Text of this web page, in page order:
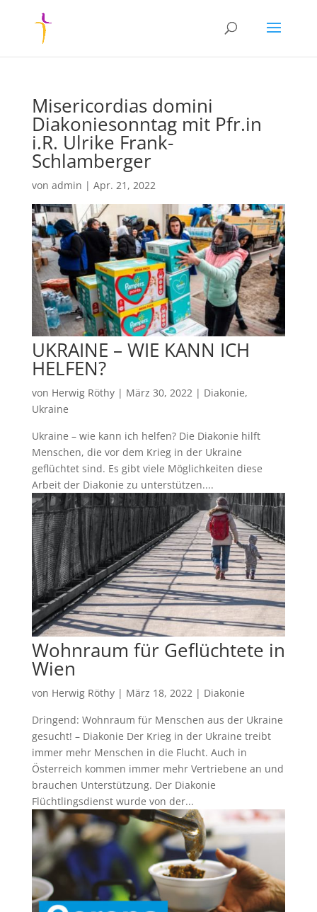
Misericordias domini
Diakoniesonntag mit Pfr.in
i.R. Ulrike Frank-
Schlamberger
von admin | Apr. 21, 2022
UKRAINE – WIE KANN ICH
HELFEN?
von Herwig Röthy| März 30, 2022| Diakonie,
Ukraine
Ukraine – wie kann ich helfen? Die Diakonie hilft
Menschen, die vor dem Krieg in der Ukraine
geflüchtet sind. Es gibt viele Möglichkeiten diese
Arbeit der Diakonie zu unterstützen....
Wohnraum für Geflüchtete in
Wien
von Herwig Röthy| März 18, 2022 | Diakonie
Dringend: Wohnraum für Menschen aus der Ukraine
gesucht! – Diakonie Der Krieg in der Ukraine treibt
immer mehr Menschen in die Flucht. Auch in
Österreich kommen immer mehr Vertriebene an und
brauchen Unterstützung. Der Diakonie
Flüchtlingsdienst wurde von der...